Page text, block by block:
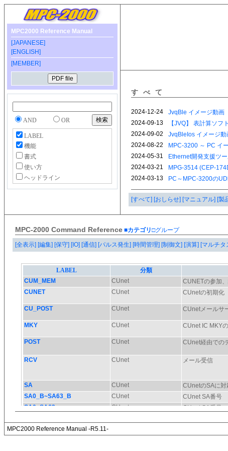
MPC2000 Reference Manual
[JAPANESE]
[ENGLISH]
[MEMBER]
AND OR
LABEL
機能
書式
使い方
ヘッドライン
すべて
[すべて] [おしらせ] [マニュアル] [製
MPC-2000 Command Reference ■カテゴリ□グループ
[全表示] [編集] [保守] [IO] [通信] [パルス発生] [時間管理] [制御文] [演算] [マルチタ
MPC2000 Reference Manual -R5.11-